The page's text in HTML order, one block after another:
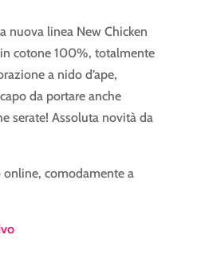
nuova linea New Chicken
cotone 100%, totalmente
a nido d’ape,
da portare anche
serate! Assoluta novità da
comodamente a